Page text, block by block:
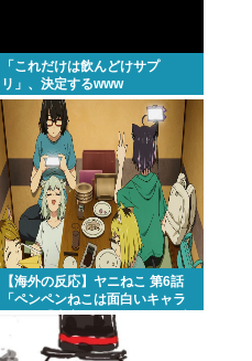
「これだけは飲んどけサプ
リ」、決定するwww
【海外の反応】ヤニねこ 第6話
「ペンペンねこは面白いキャラ
だな」「大家さんとのドライブ
のシーン、リアルすぎて辛かっ
た」